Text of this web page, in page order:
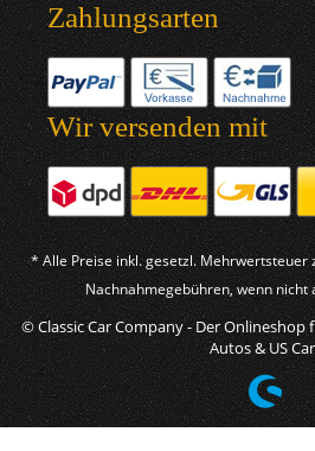
Zahlungsarten
Wir versenden mit
* Alle Preise inkl. gesetzl. Mehrwertsteuer
Nachnahmegebühren, wenn nicht
© Classic Car Company - Der Onlineshop
Autos & US